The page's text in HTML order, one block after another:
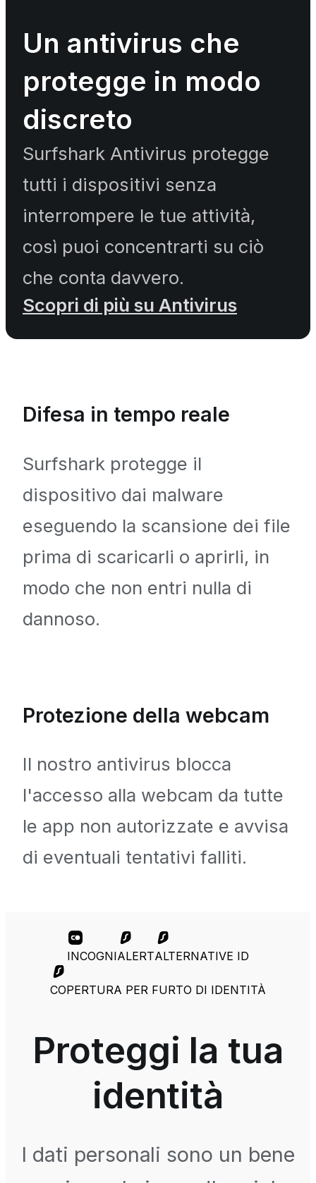
Un antivirus che
protegge in modo
discreto
Surfshark Antivirus protegge
tutti i dispositivi senza
interrompere le tue attività,
così puoi concentrarti su ciò
che conta davvero.
Scopri di più su Antivirus
Difesa in tempo reale
Surfshark protegge il
dispositivo dai malware
eseguendo la scansione dei file
prima di scaricarli o aprirli, in
modo che non entri nulla di
dannoso.
Protezione della webcam
Il nostro antivirus blocca
l'accesso alla webcam da tutte
le app non autorizzate e avvisa
di eventuali tentativi falliti.
INCOGNIALERTALTERNATIVE ID
COPERTURA PER FURTO DI IDENTITÀ
Proteggi la tua
identità
I dati personali sono un bene